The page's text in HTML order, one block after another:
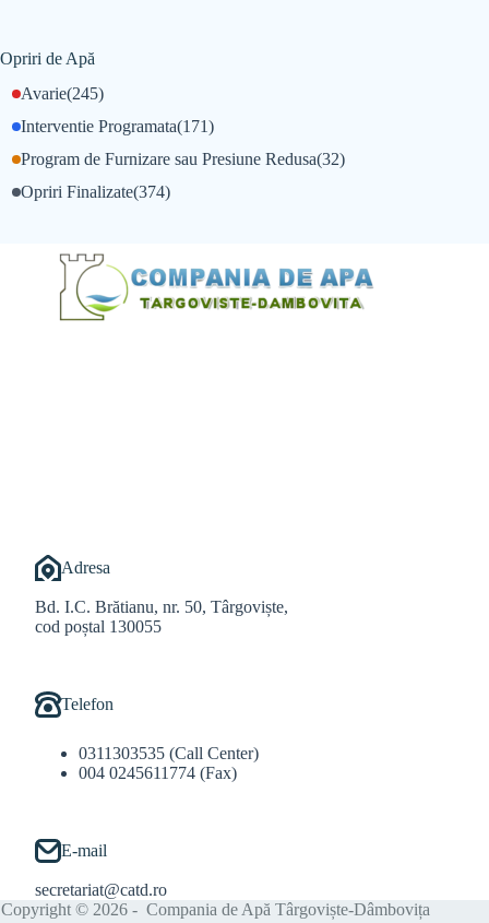
Opriri de Apă
Avarie(245)
Interventie Programata(171)
Opriri Finalizate(374)
Program de Furnizare sau Presiune Redusa(32)
Adresa
Bd. I.C. Brătianu, nr. 50, Târgoviște,
cod poștal 130055
Telefon
0311303535 (Call Center)
004 0245611774 (Fax)
E-mail
secretariat@catd.ro
Copyright © 2026 - Compania de Apă Târgoviște-Dâmbovița